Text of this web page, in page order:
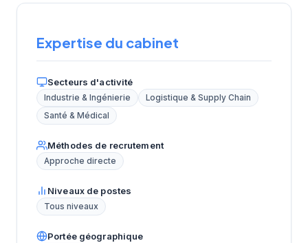
Expertise du cabinet
Secteurs d'activité
Industrie & Ingénierie
Logistique & Supply Chain
Santé & Médical
Méthodes de recrutement
Approche directe
Niveaux de postes
Tous niveaux
Portée géographique